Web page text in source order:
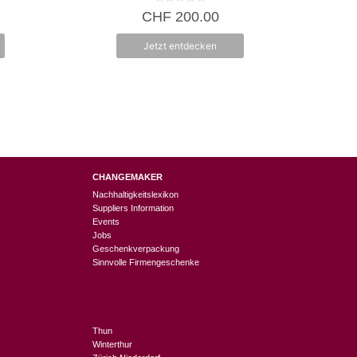
0
v
5
CHF200.00
Jetzt entdecken
CHANGEMAKER
Nachhaltigkeitslexikon
Suppliers Information
Events
Jobs
Geschenkverpackung
Sinnvolle Firmengeschenke
Thun
Winterthur